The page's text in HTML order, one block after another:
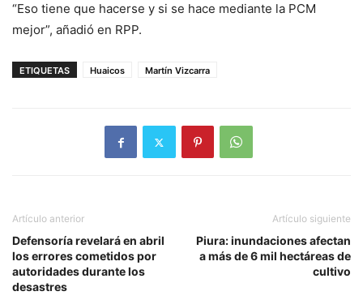
“Eso tiene que hacerse y si se hace mediante la PCM
mejor”, añadió en RPP.
ETIQUETAS Huaicos Martín Vizcarra
Artículo anterior
Defensoría revelará en abril
los errores cometidos por
autoridades durante los
desastres
Artículo siguiente
Piura: inundaciones afectan
a más de 6 mil hectáreas de
cultivo